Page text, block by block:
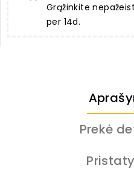
Grąžinkite
per 14d.
Prekė